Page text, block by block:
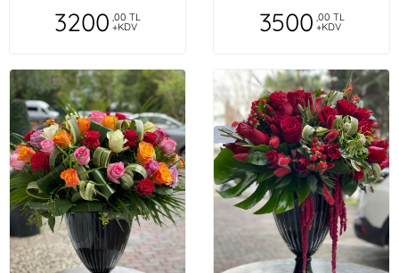
3200 ,00 TL
+KDV 3500 ,00 TL
+KDV